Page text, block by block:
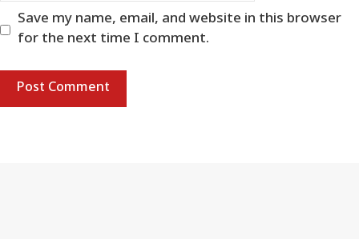
Save my name, email, and website in this browser
for the next time I comment.